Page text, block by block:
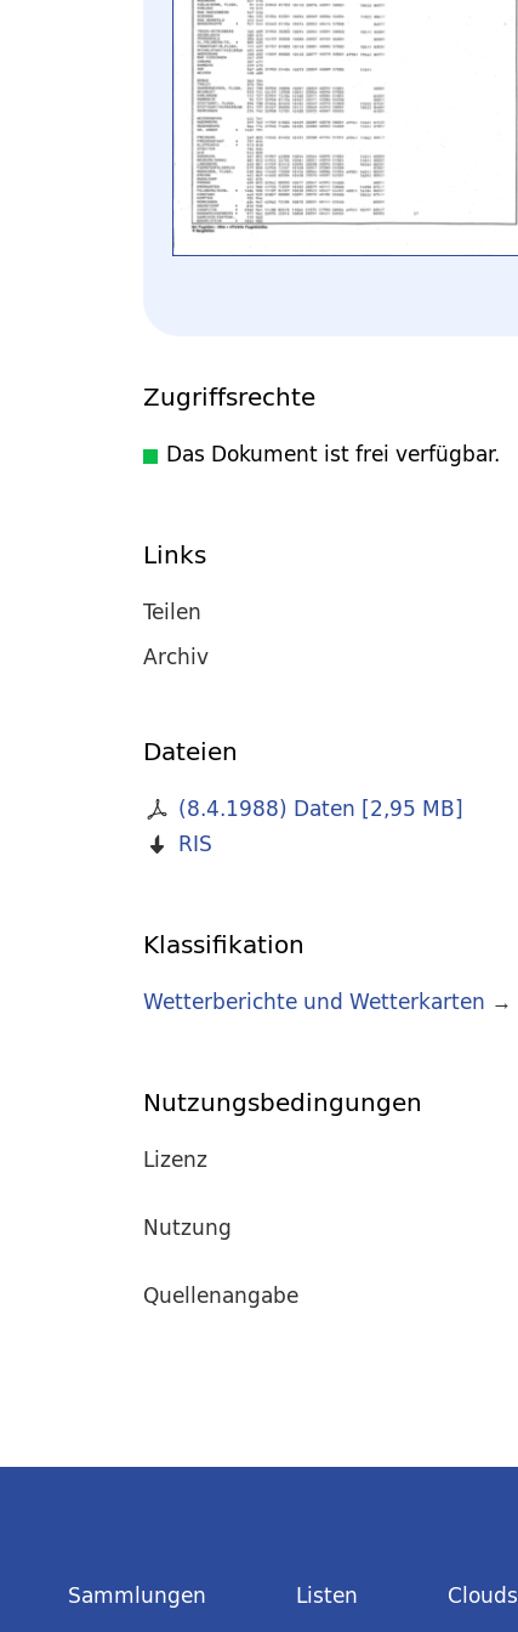
Zugriffsrechte
Das Dokument ist frei verfügbar.
Links
Teilen
Archiv
Dateien
(8.4.1988) Daten [2,95 MB]
RIS
Klassifikation
Wetterberichte und Wetterkarten →
Nutzungsbedingungen
Lizenz
Nutzung
Quellenangabe
Sammlungen Listen Clouds